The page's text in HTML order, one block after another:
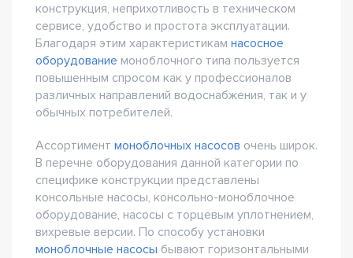
конструкция, неприхотливость в техническом
сервисе, удобство и простота эксплуатации.
Благодаря этим характеристикам насосное
оборудование моноблочного типа пользуется
повышенным спросом как у профессионалов
различных направлений водоснабжения, так и у
обычных потребителей.
Ассортимент моноблочных насосов очень широк.
В перечне оборудования данной категории по
специфике конструкции представлены
консольные насосы, консольно-моноблочное
оборудование, насосы с торцевым уплотнением,
вихревые версии. По способу установки
моноблочные насосы бывают горизонтальными